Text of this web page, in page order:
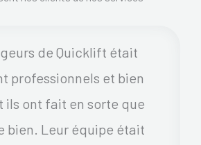
de Quicklift était
professionnels et bien
ils ont fait en sorte que
bien. Leur équipe était